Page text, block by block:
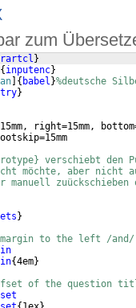
zum
}
{ inputenc}
{ babel }%deutsche
}
right=15mm,
verschiebt
möchte, aber
manuell
}
margin to the left /
{4em}
of the question